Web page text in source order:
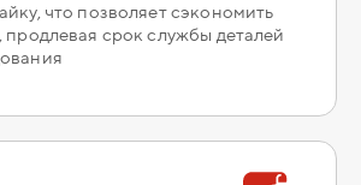
что позволяет сэкономить
продлевая срок службы деталей